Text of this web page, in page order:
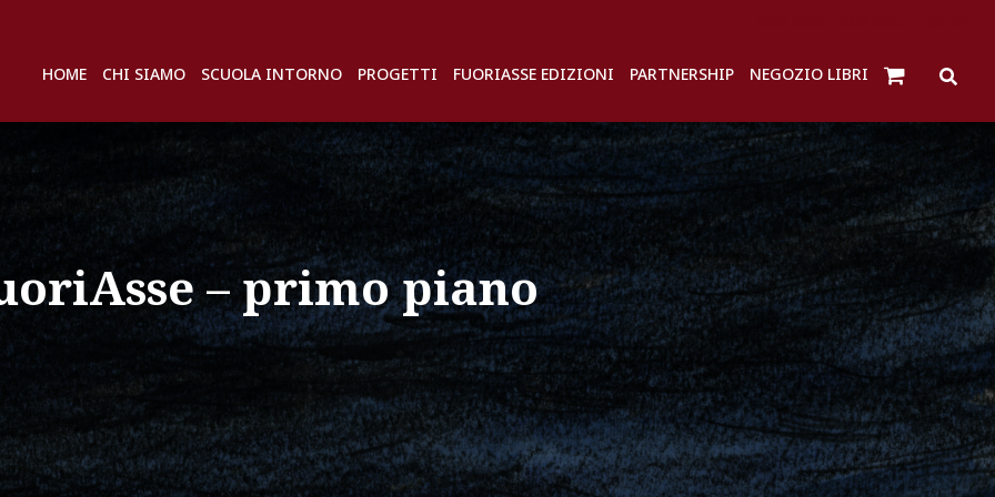
HOME CHI SIAMO SCUOLA INTORNO PROGETTI FUORIASSE EDIZIONI PARTNERSHIP NEGOZIO LIBRI
– primo piano